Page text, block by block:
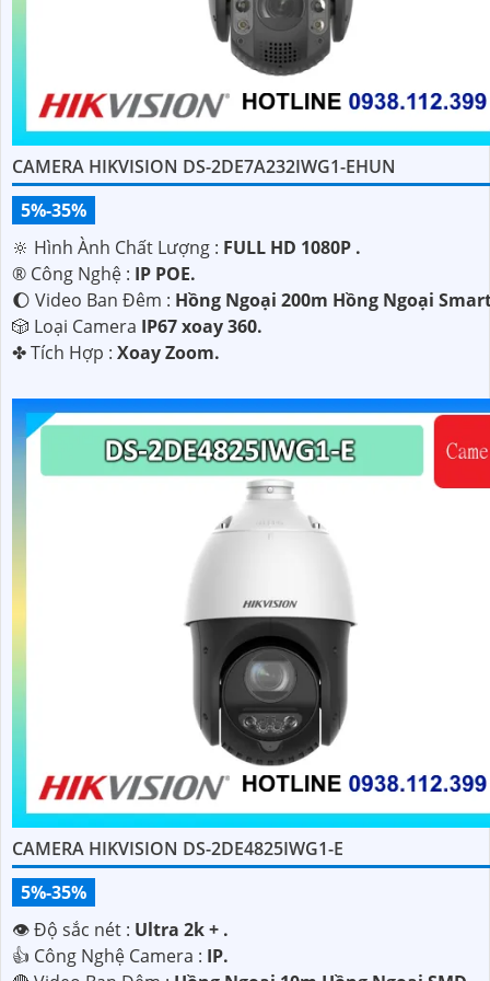
CAMERA HIKVISION DS-2DE7A232IWG1-EHUN
5%-35%
🔆 Hình Ành Chất Lượng : FULL HD 1080P .
®️ Công Nghệ : IP POE.
🌔 Video Ban Đêm : Hồng Ngoại 200m Hồng Ngoại
🎲 Loại Camera IP67 xoay 360.
️✤ Tích Hợp : Xoay Zoom.
CAMERA HIKVISION DS-2DE4825IWG1-E
5%-35%
👁 Độ sắc nét : Ultra 2k + .
👍 Công Nghệ Camera : IP.